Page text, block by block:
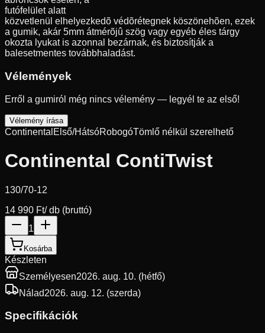
futófelület alatt
közvetlenül elhelyezkedõ védõrétegnek köszönehõen, ezek
a gumik, akár 5mm átmérõjû szög vagy egyéb éles tárgy
okozta lyukat is azonnal bezárnak, és biztosítják a
balesetmentes továbbhaladást.
Vélemények
Erről a gumiról még nincs vélemény — legyél te az első!
Vélemény írása
Continental Első/HátsóRobogóTömlő nélkül szerelhető
Continental ContiTwist
130/70-12
14 990 Ft/ db (bruttó)
1
Kosárba
Készleten
Személyesen2026. aug. 10. (hétfő)
Nálad2026. aug. 12. (szerda)
Specifikációk